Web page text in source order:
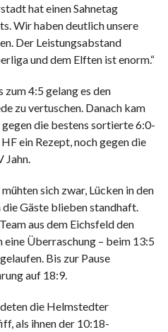
hat einen Sahnetag
Wir haben deutlich unsere
Der Leistungsabstand
und dem Elften ist enorm.“
4:5 gelang es den
zu vertuschen. Danach kam
die bestens sortierte 6:0-
ein Rezept, noch gegen die
sich zwar, Lücken in den
Gäste blieben standhaft.
aus dem Eichsfeld den
Überraschung – beim 13:5
Bis zur Pause
auf 18:9.
die Helmstedter
als ihnen der 10:18-